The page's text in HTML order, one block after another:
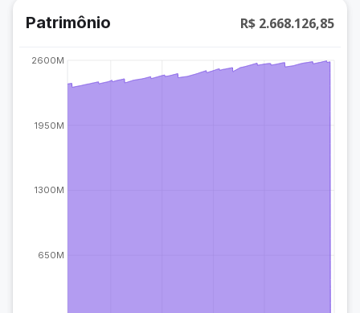
Patrimônio R$ 2.668.126,85
650M
1300M
1950M
2600M